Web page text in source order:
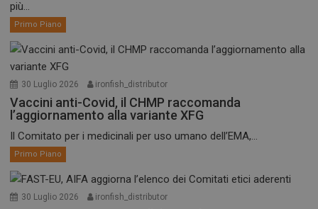
più...
Primo Piano
30 Luglio 2026 ironfish_distributor
Vaccini anti-Covid, il CHMP raccomanda
l’aggiornamento alla variante XFG
Il Comitato per i medicinali per uso umano dell’EMA,...
Primo Piano
30 Luglio 2026 ironfish_distributor